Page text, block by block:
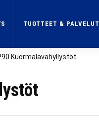
TUOTTEET & PALVELUT
Kuormalavahyllystöt